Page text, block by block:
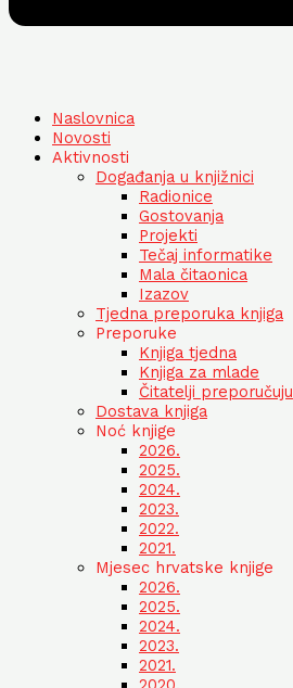
Naslovnica
Novosti
Aktivnosti
Događanja u knjižnici
Radionice
Gostovanja
Projekti
Tečaj informatike
Mala čitaonica
Izazov
Tjedna preporuka knjiga
Preporuke
Knjiga tjedna
Knjiga za mlade
Čitatelji preporučuju
Dostava knjiga
Noć knjige
2026.
2025.
2024.
2023.
2022.
2021.
Mjesec hrvatske knjige
2026.
2025.
2024.
2023.
2021.